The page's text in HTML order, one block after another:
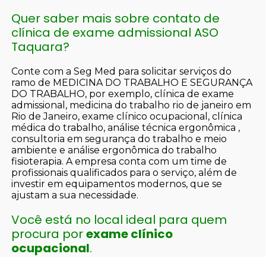
Quer saber mais sobre contato de
clínica de exame admissional ASO
Taquara?
Conte com a Seg Med para solicitar serviços do
ramo de MEDICINA DO TRABALHO E SEGURANÇA
DO TRABALHO, por exemplo, clínica de exame
admissional, medicina do trabalho rio de janeiro em
Rio de Janeiro, exame clínico ocupacional, clínica
médica do trabalho, análise técnica ergonômica ,
consultoria em segurança do trabalho e meio
ambiente e análise ergonômica do trabalho
fisioterapia. A empresa conta com um time de
profissionais qualificados para o serviço, além de
investir em equipamentos modernos, que se
ajustam a sua necessidade.
Você está no local ideal para quem
procura porexame clínico
ocupacional.